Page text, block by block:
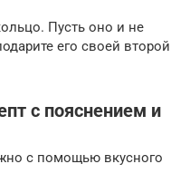
Пусть оно и не
его своей второй
с пояснением и
с помощью вкусного